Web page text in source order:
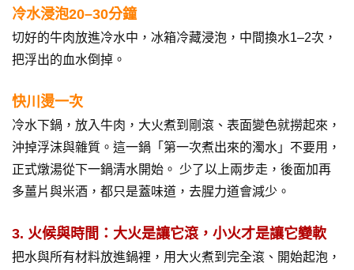
冷水浸泡20–30分鐘
切好的牛肉放進冷水中，冰箱冷藏浸泡，中間換水1–2次，
把浮出的血水倒掉。
快川燙一次
冷水下鍋，放入牛肉，大火煮到剛滾、表面變色就撈起來，
沖掉浮沫與雜質。這一鍋「第一次煮出來的濁水」不要用，
正式燉湯從下一鍋清水開始。 少了以上兩步走，後面加再
多薑片與米酒，都只是蓋味道，去腥力道會減少。
3. 火候與時間：大火是讓它滾，小火才是讓它變軟
把水與所有材料放進鍋裡，用大火煮到完全滾、開始起泡，